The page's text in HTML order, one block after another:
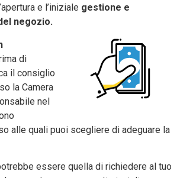
e l’iniziale gestione e
negozio.
di
il consiglio
la Camera
nel
alle quali puoi scegliere di adeguare la
essere quella di richiedere al tuo